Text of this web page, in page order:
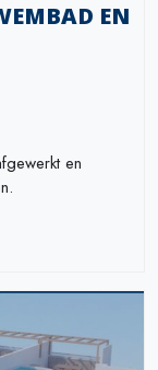
EN
en